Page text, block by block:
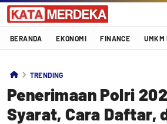
Katamerdeka
KATA MERDEKA
BERANDA EKONOMI FINANCE UMKM
TRENDING
Penerimaan Polri
Syarat, Cara Daftar,